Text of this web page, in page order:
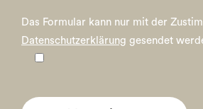
Das Formular kann nur mit der
Datenschutzerklärung gesendet